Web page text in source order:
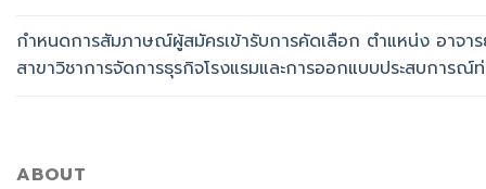
กำหนดการสัมภาษณ์ผู้สมัครเข้ารับการคัดเลือก ตำแหน่ง อาจาร
สาขาวิชาการจัดการธุรกิจโรงแรมและการออกแบบประสบการณ์
ABOUT